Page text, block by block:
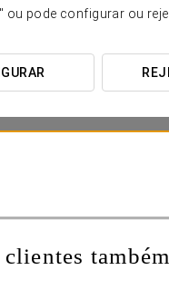
ou pode configurar ou